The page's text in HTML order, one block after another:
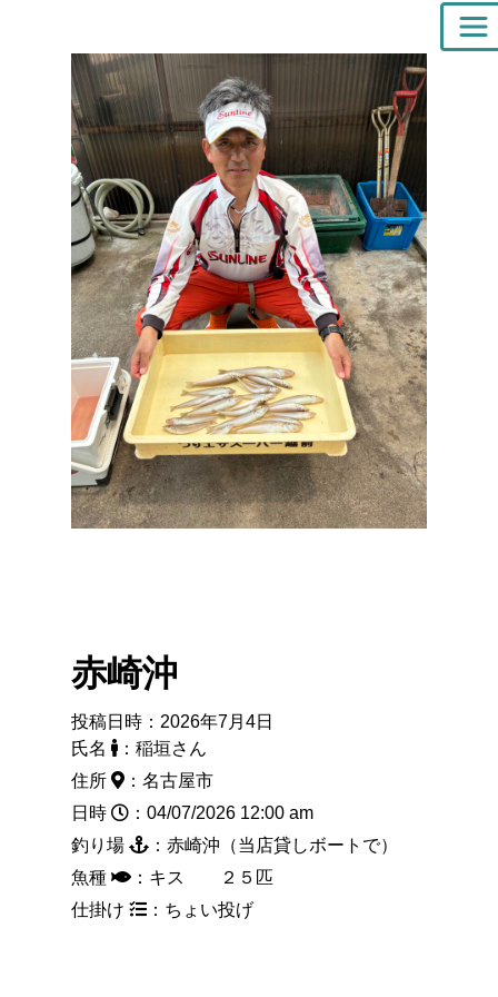
赤崎沖
投稿日時：2026年7月4日
氏名
：稲垣さん
住所
：名古屋市
日時
：04/07/2026 12:00 am
釣り場
：赤崎沖（当店貸しボートで）
魚種
：キス ２５匹
仕掛け
：ちょい投げ